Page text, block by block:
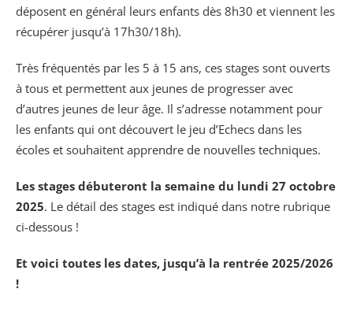
déposent en général leurs enfants dès 8h30 et viennent les
récupérer jusqu’à 17h30/18h).
Très fréquentés par les 5 à 15 ans, ces stages sont ouverts
à tous et permettent aux jeunes de progresser avec
d’autres jeunes de leur âge. Il s’adresse notamment pour
les enfants qui ont découvert le jeu d’Echecs dans les
écoles et souhaitent apprendre de nouvelles techniques.
Les stages débuteront la semaine du lundi 27 octobre
2025. Le détail des stages est indiqué dans notre rubrique
ci-dessous !
Et voici toutes les dates, jusqu’à la rentrée 2025/2026
!